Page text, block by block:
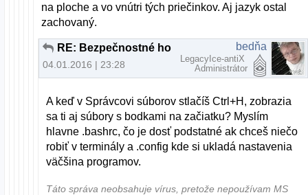
na ploche a vo vnútri tých priečinkov. Aj jazyk ostal
zachovaný.
04.01.2016 | 23:28
bedňa
LegacyIce-antiX
Administrátor
A keď v Správcovi súborov stlačíš Ctrl+H, zobrazia
sa ti aj súbory s bodkami na začiatku? Myslím
hlavne .bashrc, čo je dosť podstatné ak chceš niečo
robiť v terminály a .config kde si ukladá nastavenia
väčšina programov.
Táto správa neobsahuje vírus, pretože nepoužívam MS